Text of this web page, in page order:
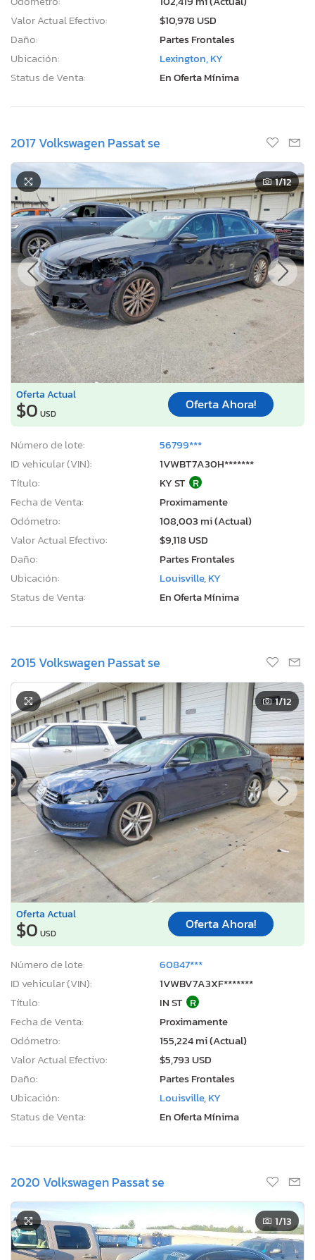
Valor Actual Efectivo:
$10,978 USD
Daño:
Partes Frontales
Ubicación:
Lexington, KY
Status de Venta:
En Oferta Mínima
2017 Volkswagen Passat se
1/12
Oferta Actual
$0 USD
Oferta Ahora!
Número de lote:
56799***
ID vehicular (VIN):
1VWBT7A30H*******
Título:
KY ST R
Fecha de Venta:
Proximamente
Odómetro:
108,003 mi (Actual)
Valor Actual Efectivo:
$9,118 USD
Daño:
Partes Frontales
Ubicación:
Louisville, KY
Status de Venta:
En Oferta Mínima
2015 Volkswagen Passat se
1/12
Oferta Actual
$0 USD
Oferta Ahora!
Número de lote:
60847***
ID vehicular (VIN):
1VWBV7A3XF*******
Título:
IN ST R
Fecha de Venta:
Proximamente
Odómetro:
155,224 mi (Actual)
Valor Actual Efectivo:
$5,793 USD
Daño:
Partes Frontales
Ubicación:
Louisville, KY
Status de Venta:
En Oferta Mínima
2020 Volkswagen Passat se
1/13